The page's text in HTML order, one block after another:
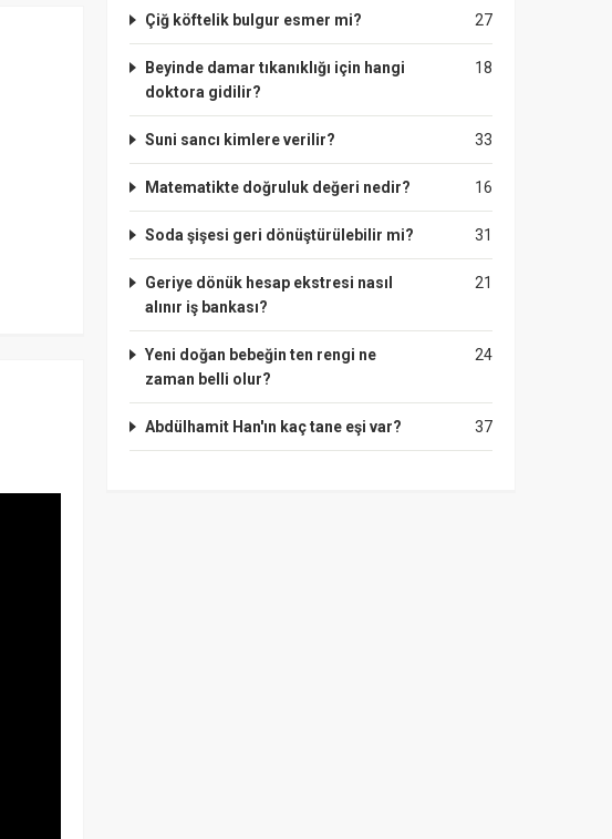
27
Çiğ köftelik bulgur esmer mi?
18
Beyinde damar tıkanıklığı için hangi
doktora gidilir?
33
Suni sancı kimlere verilir?
16
Matematikte doğruluk değeri nedir?
31
Soda şişesi geri dönüştürülebilir mi?
21
Geriye dönük hesap ekstresi nasıl
alınır iş bankası?
24
Yeni doğan bebeğin ten rengi ne
zaman belli olur?
37
Abdülhamit Han'ın kaç tane eşi var?